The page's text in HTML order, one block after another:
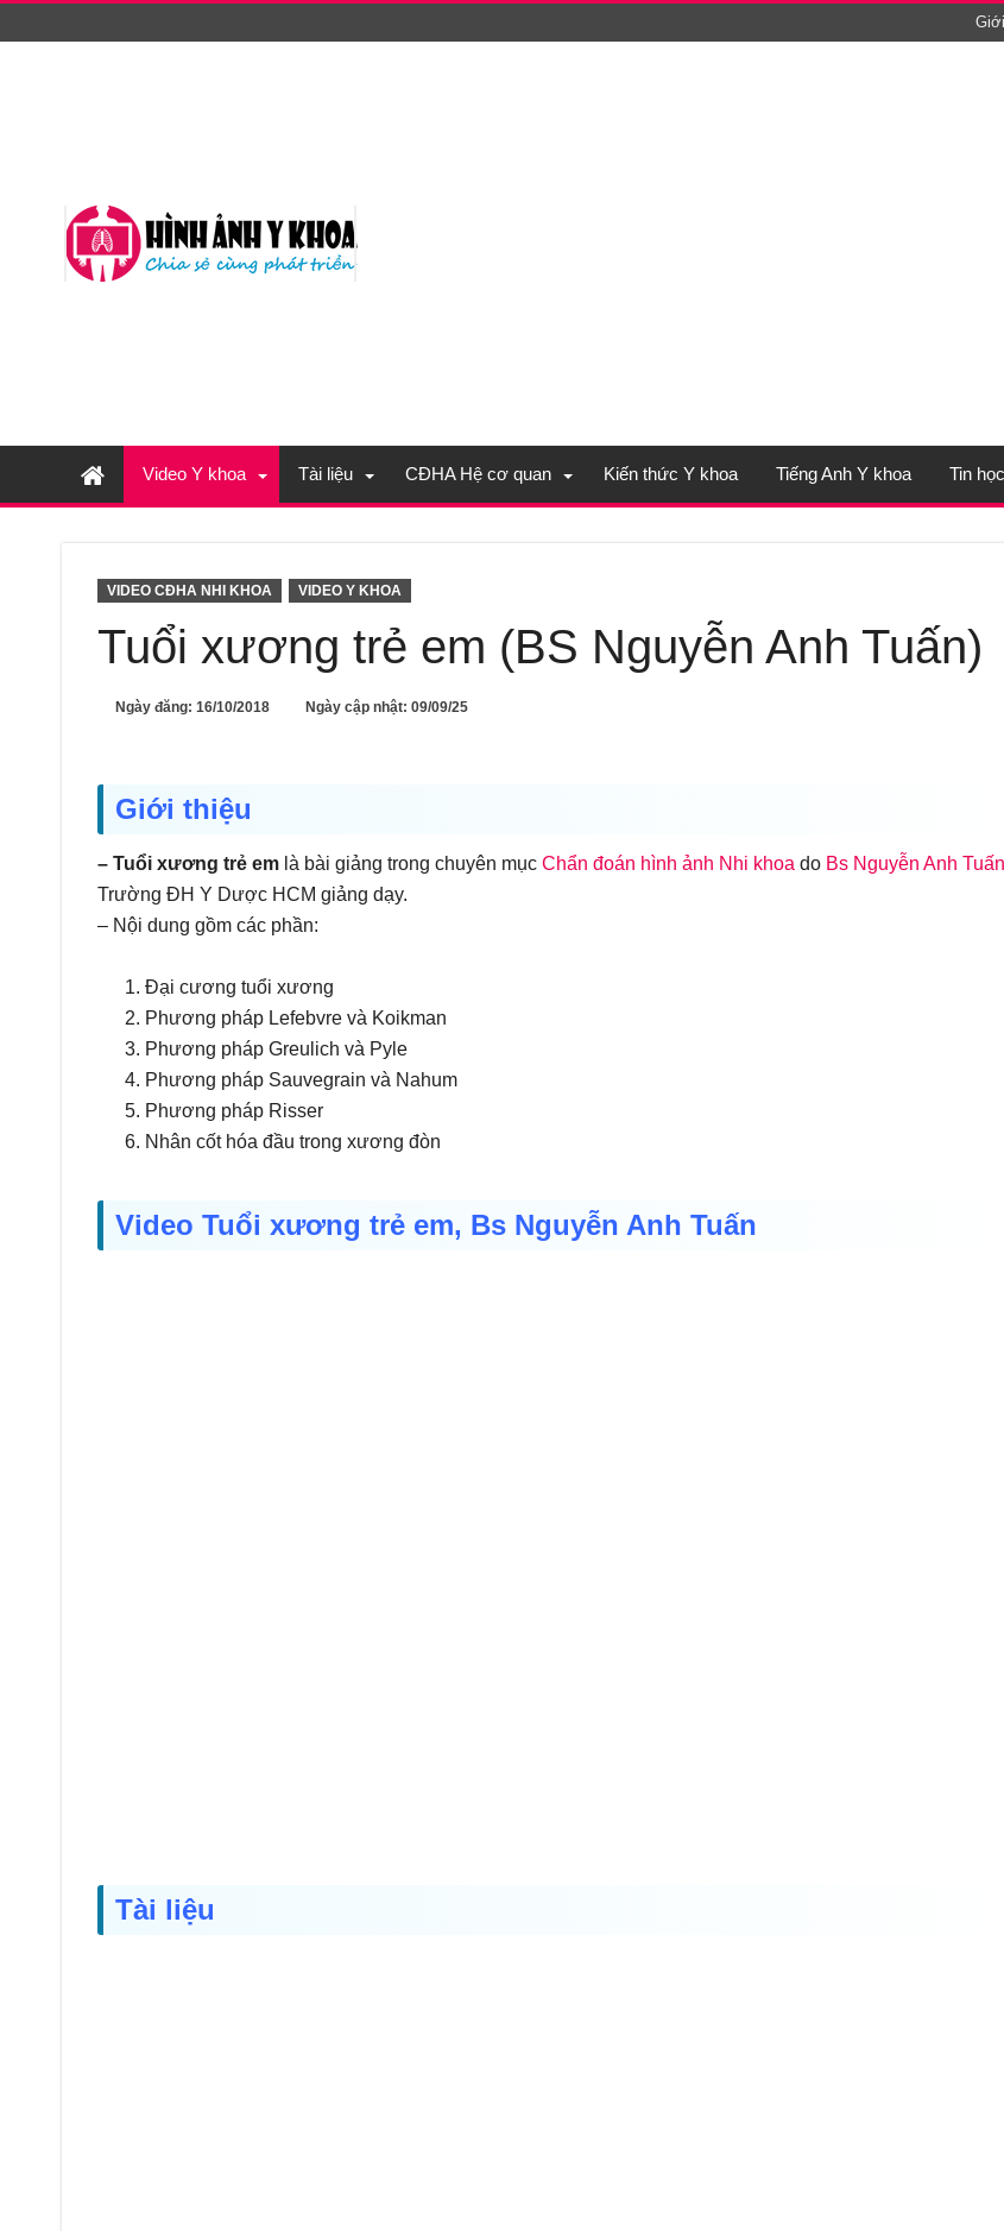
Video Y khoa Tài liệu CĐHA Hệ cơ quan Kiến thức Y khoa Tiếng Anh Y khoa Tin
VIDEO CĐHA NHI KHOA VIDEO Y KHOA
Tuổi xương trẻ em (BS Nguyễn Anh Tuấn)
Ngày đăng: 16/10/2018 Ngày cập nhật: 09/09/25
Giới thiệu
– Tuổi xương trẻ em là bài giảng trong chuyên mục Chẩn đoán hình ảnh Nhi khoa do Bs Nguyễn Anh Tuấn
Trường ĐH Y Dược HCM giảng dạy.
– Nội dung gồm các phần:
Đại cương tuổi xương
Phương pháp Lefebvre và Koikman
Phương pháp Greulich và Pyle
Phương pháp Sauvegrain và Nahum
Phương pháp Risser
Nhân cốt hóa đầu trong xương đòn
Video Tuổi xương trẻ em, Bs Nguyễn Anh Tuấn
Tài liệu